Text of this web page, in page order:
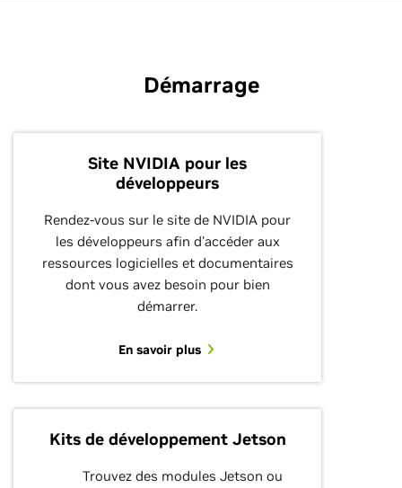
Démarrage
Site NVIDIA pour les
développeurs
Rendez-vous sur le site de NVIDIA pour
les développeurs afin d'accéder aux
ressources logicielles et documentaires
dont vous avez besoin pour bien
démarrer.
En savoir plus
Kits de développement Jetson
Trouvez des modules Jetson ou